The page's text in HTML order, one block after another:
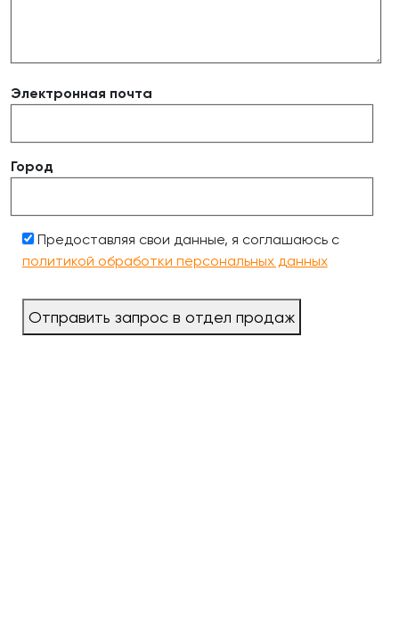
Электронная почта
Город
Предоставляя свои данные, я соглашаюсь с
политикой обработки персональных данных
Отправить запрос в отдел продаж